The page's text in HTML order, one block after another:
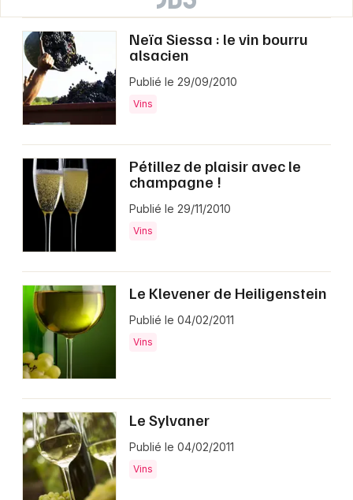
Neïa Siessa : le vin bourru
alsacien
Publié le 29/09/2010
Vins
Pétillez de plaisir avec le
champagne !
Publié le 29/11/2010
Vins
Le Klevener de Heiligenstein
Publié le 04/02/2011
Vins
Le Sylvaner
Publié le 04/02/2011
Vins